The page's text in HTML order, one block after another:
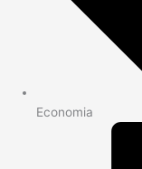
Economia